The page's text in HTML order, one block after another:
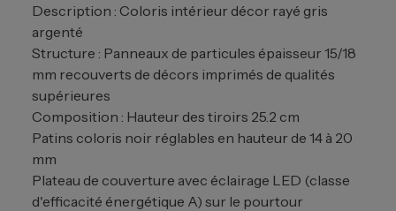
Description : Coloris intérieur décor rayé gris
argenté
Structure : Panneaux de particules épaisseur 15/18
mm recouverts de décors imprimés de qualités
supérieures
Composition : Hauteur des tiroirs 25.2 cm
Patins coloris noir réglables en hauteur de 14 à 20
mm
Plateau de couverture avec éclairage LED (classe
d'efficacité énergétique A) sur le pourtour